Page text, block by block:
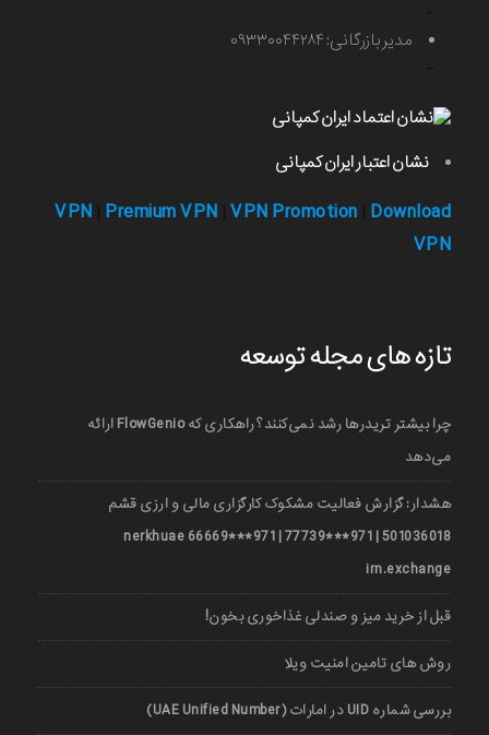
مدیر بازرگانی: ۰۹۳۳۰۰۴۴۲۸۴
نشان اعتبار ایران کمپانی
VPN Premium VPN VPN Promotion Download
VPN
تازه های مجله توسعه
چرا بیشتر تریدرها رشد نمی‌کنند؟ راهکاری که FlowGenio ارائه
می‌دهد
هشدار: گزارش فعالیت مشکوک کارگزاری مالی و ارزی قشم
501036018 | 971***77739 | 971***66669 nerkhuae
irn.exchange
قبل از خرید میز و صندلی غذاخوری بخون!
روش های تامین امنیت ویلا
بررسی شماره UID در امارات (UAE Unified Number)